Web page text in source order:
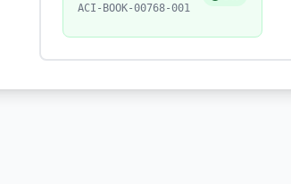
ACI-BOOK-00768-001